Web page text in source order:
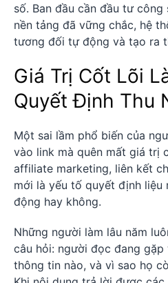
số. Ban đầu cần đầu tư
nền tảng đã vững chắc, hệ
tương đối tự động và tạo ra
Giá Trị Cốt Lõi
Quyết Định Thu
Một sai lầm phổ biến của
vào link mà quên mất giá trị
affiliate marketing, liên kết
mới là yếu tố quyết định liệu
động hay không.
Những người làm lâu năm
câu hỏi: người đọc đang
thông tin nào, và vì sao họ